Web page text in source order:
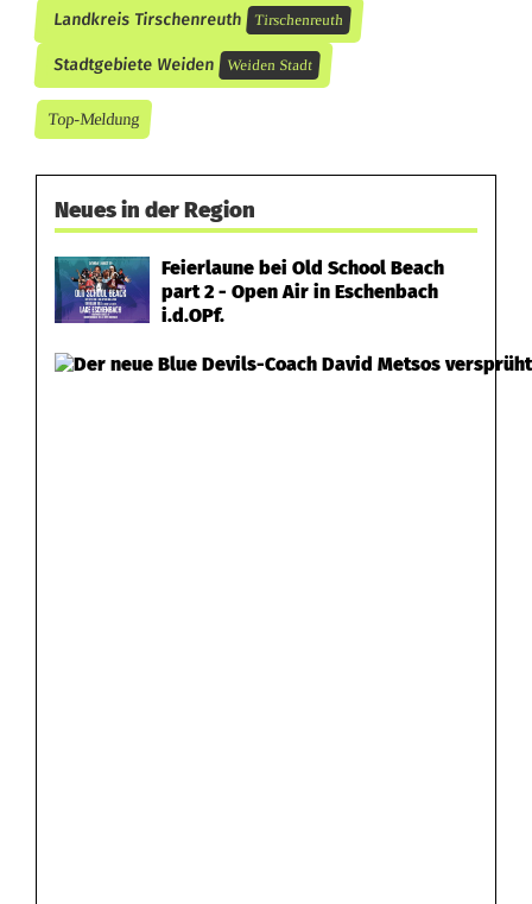
Landkreis Tirschenreuth Tirschenreuth
Stadtgebiete Weiden Weiden Stadt
Top-Meldung
Neues in der Region
Feierlaune bei Old School Beach
part 2 - Open Air in Eschenbach
i.d.OPf.